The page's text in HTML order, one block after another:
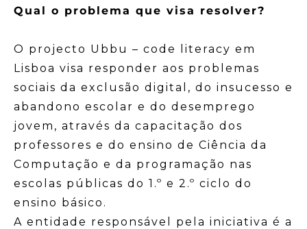
Qual o problema que visa resolver?
O projecto Ubbu – code literacy em
Lisboa visa responder aos problemas
sociais da exclusão digital, do insucesso e
abandono escolar e do desemprego
jovem, através da capacitação dos
professores e do ensino de Ciência da
Computação e da programação nas
escolas públicas do 1.º e 2.º ciclo do
ensino básico.
A entidade responsável pela iniciativa é a